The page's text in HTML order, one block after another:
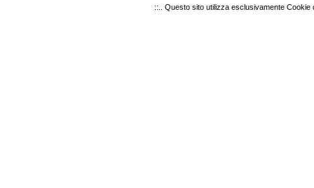
::.. Questo sito utilizza esclusivamente